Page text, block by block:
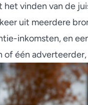
vinden van de
uit meerdere
inkomsten, en
één